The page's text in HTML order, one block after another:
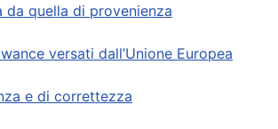
da quella di provenienza
versati dall’Unione Europea
e di correttezza